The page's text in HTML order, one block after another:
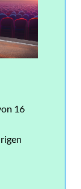
16